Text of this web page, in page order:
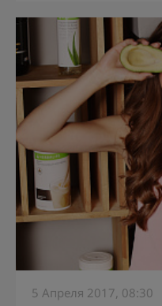
5 Апреля 2017, 08:30